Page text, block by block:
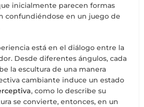
inicialmente parecen formas
confundiéndose en un juego de
está en el diálogo entre la
Desde diferentes ángulos, cada
la escultura de una manera
cambiante induce un estado
, como lo describe su
se convierte, entonces, en un